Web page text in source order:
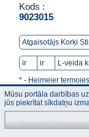
Kods :
9023015
Atgaisotājs Korķi
ir ir L-veida
* - Heimeier
** - Siltumatdeve
temperatūra ir 75/
Radiatoru
Mūsu portāla darbības
jūs piekrītat sīkdatņu